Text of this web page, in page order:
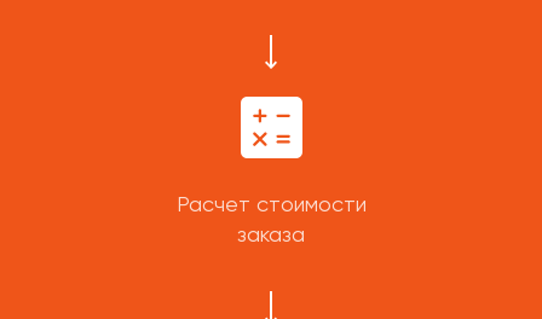
Расчет стоимости
заказа